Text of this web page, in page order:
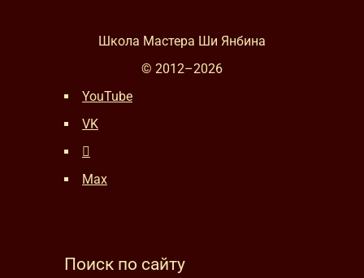
Школа Мастера Ши Янбина
© 2012–2026
YouTube
VK
Max
Поиск по сайту